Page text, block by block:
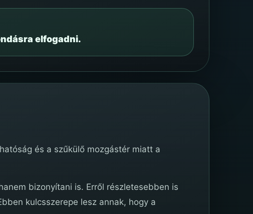
elfogadni.
és a szűkülő mozgástér miatt a
bizonyítani is. Erről részletesebben is
kulcsszerepe lesz annak, hogy a